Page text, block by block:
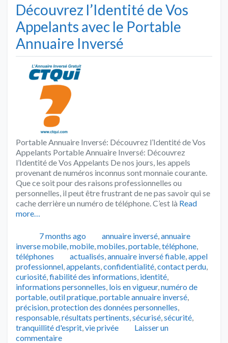
Découvrez l’Identité de Vos
Appelants avec le Portable
Annuaire Inversé
Portable Annuaire Inversé: Découvrez l’Identité de Vos
Appelants Portable Annuaire Inversé: Découvrez
l’Identité de Vos Appelants De nos jours, les appels
provenant de numéros inconnus sont monnaie courante.
Que ce soit pour des raisons professionnelles ou
personnelles, il peut être frustrant de ne pas savoir qui se
cache derrière un numéro de téléphone. C’est là Read
more…
Publié7 months ago Catégories
annuaire inversé,annuaire
inverse mobile,mobile,mobiles,portable,téléphone,
téléphones
Tags
actualisés,annuaire inversé fiable,appel
professionnel,appelants,confidentialité,contact perdu,
curiosité,fiabilité des informations, identité,
informations personnelles, lois en vigueur,numéro de
portable,outil pratique,portable annuaire inversé,
précision,protection des données personnelles,
responsable,résultats pertinents,sécurisé,sécurité,
tranquillité d'esprit,vie privée
Laisser un
commentaire